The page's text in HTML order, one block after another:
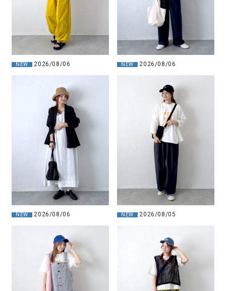
NEW 2026/08/06 NEW 2026/08/06
NEW 2026/08/06 NEW 2026/08/05